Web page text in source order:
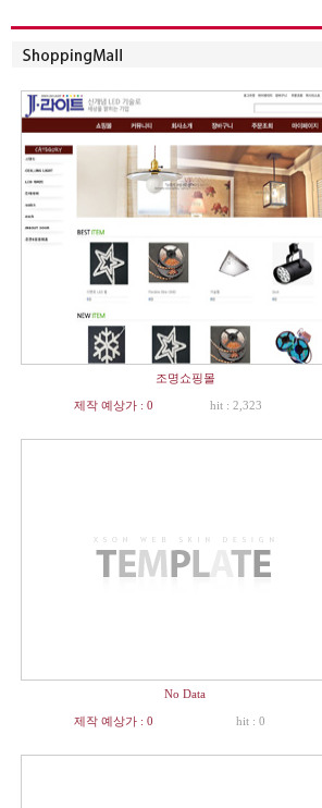
조명쇼핑몰
제작 예상가 : 0 hit : 2,323
No Data
제작 예상가 : 0 hit : 0